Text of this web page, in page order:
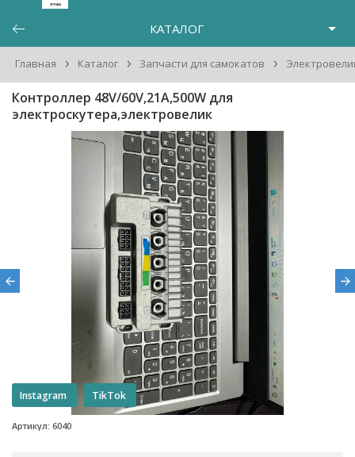
КАТАЛОГ
Главная › Каталог › Запчасти для самокатов ›
Контроллер 48V/60V,21A,500W для
электроскутера,электровелик
Артикул: 6040
Instagram TikTok